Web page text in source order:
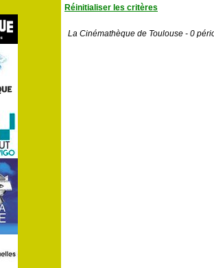
Réinitialiser les critères
La Cinémathèque de Toulouse - 0